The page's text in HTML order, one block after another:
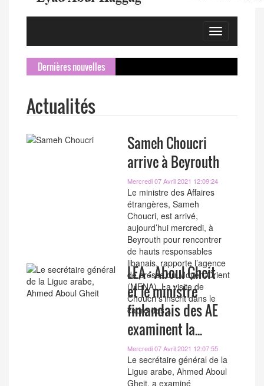
Toggle
navigation
Dernières nouvelles
Actualités
Sameh Choucri
arrive à Beyrouth
Mercredi 07 Avril 2021 12:09:24
Le ministre des Affaires
étrangères, Sameh
Choucri, est arrivé,
aujourd’hui mercredi, à
Beyrouth pour rencontrer
de hauts responsables
libanais, rapporte l’agence
de presse du Moyen-Orient
(MENA). La visite de
Choucri s'inscrit dans le
cadre des...
LEA : Aboul Gheit
et le ministre
finlandais des AE
examinent la...
Mercredi 07 Avril 2021 12:07:55
Le secrétaire général de la
Ligue arabe, Ahmed Aboul
Gheit, a examiné